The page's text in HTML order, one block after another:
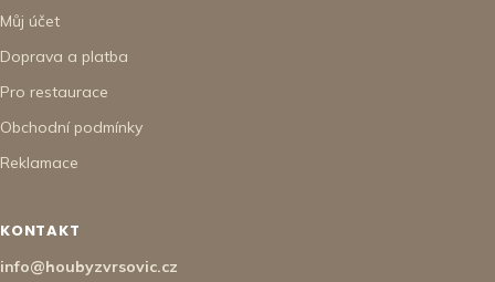
Můj účet
Doprava a platba
Pro restaurace
Obchodní podmínky
Reklamace
KONTAKT
info@houbyzvrsovic.cz